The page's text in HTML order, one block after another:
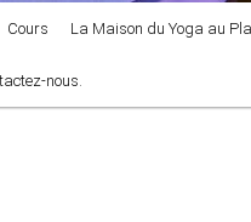
Cours La Maison du Yoga au
nous.